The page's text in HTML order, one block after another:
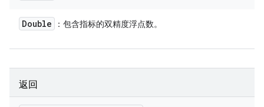
Double ：包含指标的双精度浮点数。
返回